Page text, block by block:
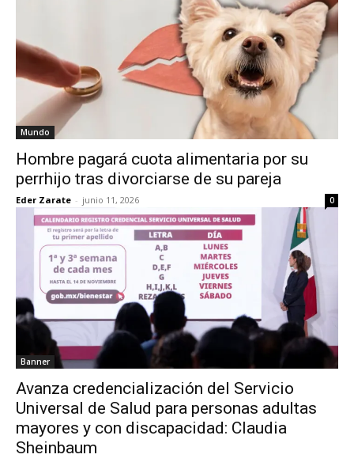
Mundo
Hombre pagará cuota alimentaria por su
perrhijo tras divorciarse de su pareja
Eder Zarate - junio 11, 2026 0
Banner
Avanza credencialización del Servicio
Universal de Salud para personas adultas
mayores y con discapacidad: Claudia
Sheinbaum